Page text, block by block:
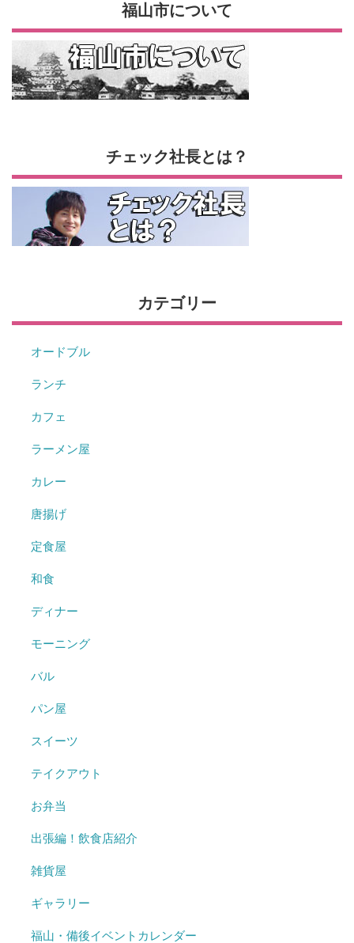
福山市について
チェック社長とは？
カテゴリー
オードブル
ランチ
カフェ
ラーメン屋
カレー
唐揚げ
定食屋
和食
ディナー
モーニング
バル
パン屋
スイーツ
テイクアウト
お弁当
出張編！飲食店紹介
雑貨屋
ギャラリー
福山・備後イベントカレンダー